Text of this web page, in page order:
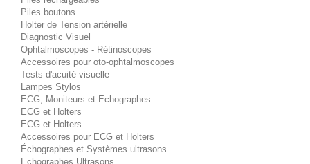
Piles boutons
Holter de Tension artérielle
Diagnostic Visuel
Ophtalmoscopes - Rétinoscopes
Accessoires pour oto-ophtalmoscopes
Tests d'acuité visuelle
Lampes Stylos
ECG, Moniteurs et Echographes
ECG et Holters
ECG et Holters
Accessoires pour ECG et Holters
Échographes et Systèmes ultrasons
Echographes Ultrasons